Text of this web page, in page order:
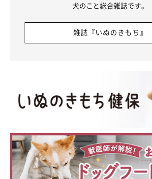
犬のこと総合雑誌です。
雑誌『いぬのきもち』